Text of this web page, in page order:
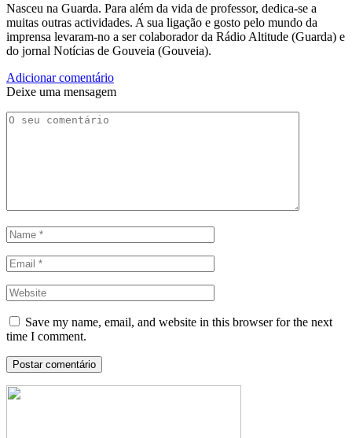
Nasceu na Guarda. Para além da vida de professor, dedica-se a
muitas outras actividades. A sua ligação e gosto pelo mundo da
imprensa levaram-no a ser colaborador da Rádio Altitude (Guarda) e
do jornal Notícias de Gouveia (Gouveia).
Adicionar comentário
Deixe uma mensagem
Save my name, email, and website in this browser for the next
time I comment.